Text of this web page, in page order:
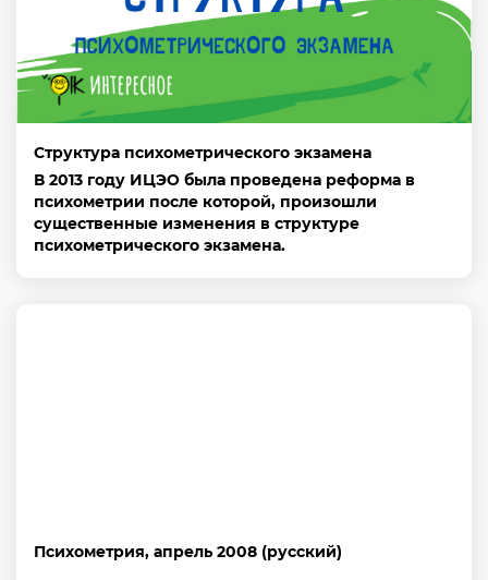
Структура психометрического экзамена
В 2013 году ИЦЭО была проведена реформа в
психометрии после которой, произошли
существенные изменения в структуре
психометрического экзамена.
Психометрия, апрель 2008 (русский)